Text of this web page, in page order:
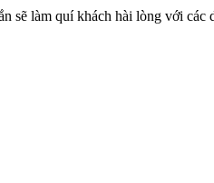
làm quí khách hài lòng với